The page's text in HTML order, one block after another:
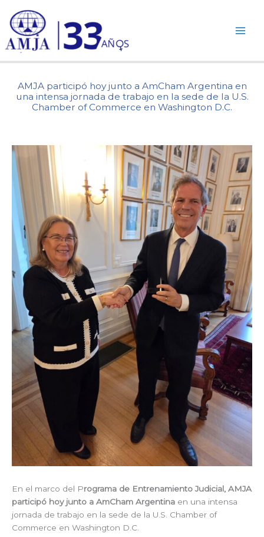
contenido
AMJA participó hoy junto a AmCham Argentina en
una intensa jornada de trabajo en la sede de la U.S.
Chamber of Commerce en Washington D.C.
En el marco del Programa de Entrenamiento Judicial, AMJA
participó hoy junto a AmCham Argentina en una intensa
jornada de trabajo en la sede de la U.S. Chamber of
Commerce en Washington D.C.